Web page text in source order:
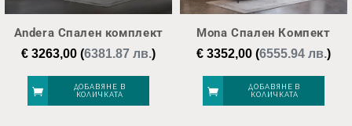
Andera Спален комплект
€ 3263,00 (6381.87 лв.)
ДОБАВЯНЕ В
КОЛИЧКАТА
Mona Спален Компект
€3352,00(6555.94 лв.)
ДОБАВЯНЕ В
КОЛИЧКАТА